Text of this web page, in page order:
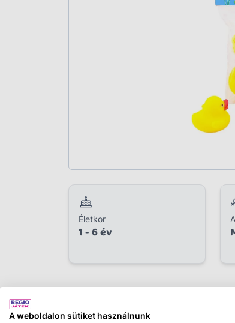
Életkor
1 - 6 év
Leírás
A weboldalon sütiket használnunk